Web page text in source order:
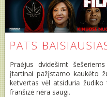
PATS
Praėjus dvidešimt
įtartinai pažįstamo kaukėto
ketvertas vėl atsiduria
franšizė nėra saugi.